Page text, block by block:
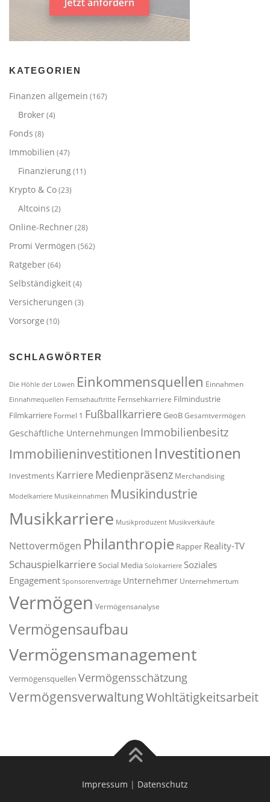
KATEGORIEN
Finanzen allgemein (167)
Broker(4)
Fonds (8)
Immobilien (47)
Finanzierung(11)
Krypto & Co(23)
Altcoins (2)
Online-Rechner(28)
Promi Vermögen (562)
Ratgeber(64)
Selbständigkeit(4)
Versicherungen (3)
Vorsorge (10)
SCHLAGWÖRTER
Die Höhle der Löwen Einkommensquellen Einnahmen
Einnahmequellen Fernsehauftritte Fernsehkarriere Filmindustrie
Filmkarriere Formel 1 Fußballkarriere GeoBGesamtvermögen
Geschäftliche Unternehmungen Immobilienbesitz
Immobilieninvestitionen Investitionen
Investments Karriere Medienpräsenz Merchandising
Modelkarriere Musikeinnahmen Musikindustrie
Musikkarriere Musikproduzent Musikverkäufe
Nettovermögen Philanthropie Rapper Reality-TV
Schauspielkarriere Social Media Solokarriere Soziales
Engagement Sponsorenverträge Unternehmer Unternehmertum
Vermögen Vermögensanalyse
Vermögensaufbau
Vermögensmanagement
Vermögensquellen Vermögensschätzung
VermögensverwaltungWohltätigkeitsarbeit
Impressum | Datenschutz